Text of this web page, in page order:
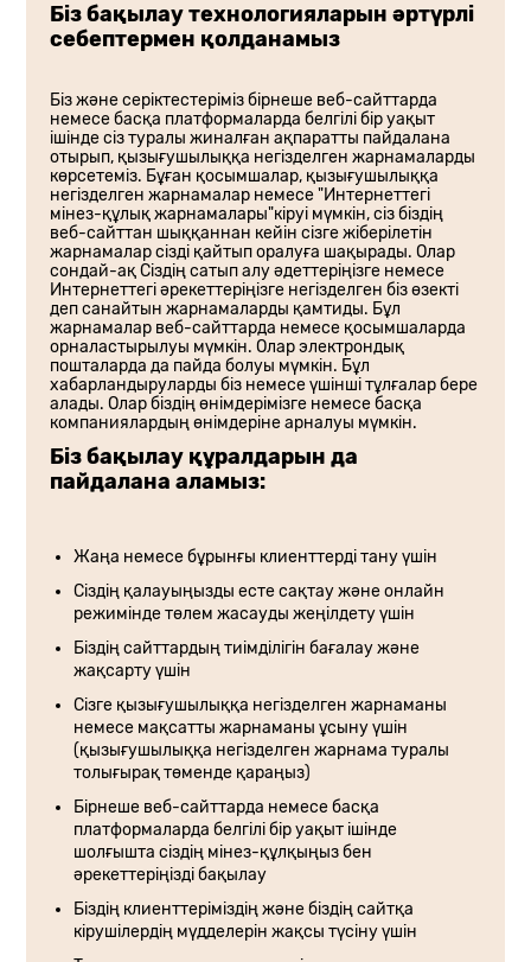
Біз бақылау технологияларын әртүрлі
себептермен қолданамыз
Біз және серіктестеріміз бірнеше веб-сайттарда
немесе басқа платформаларда белгілі бір уақыт
ішінде сіз туралы жиналған ақпаратты пайдалана
отырып, қызығушылыққа негізделген жарнамаларды
көрсетеміз. Бұған қосымшалар, қызығушылыққа
негізделген жарнамалар немесе "Интернеттегі
мінез-құлық жарнамалары"кіруі мүмкін, сіз біздің
веб-сайттан шыққаннан кейін сізге жіберілетін
жарнамалар сізді қайтып оралуға шақырады. Олар
сондай-ақ Сіздің сатып алу әдеттеріңізге немесе
Интернеттегі әрекеттеріңізге негізделген біз өзекті
деп санайтын жарнамаларды қамтиды. Бұл
жарнамалар веб-сайттарда немесе қосымшаларда
орналастырылуы мүмкін. Олар электрондық
пошталарда да пайда болуы мүмкін. Бұл
хабарландыруларды біз немесе үшінші тұлғалар бере
алады. Олар біздің өнімдерімізге немесе басқа
компаниялардың өнімдеріне арналуы мүмкін.
Біз бақылау құралдарын да
пайдалана аламыз:
Жаңа немесе бұрынғы клиенттерді тану үшін
Сіздің қалауыңызды есте сақтау және онлайн
режимінде төлем жасауды жеңілдету үшін
Біздің сайттардың тиімділігін бағалау және
жақсарту үшін
Сізге қызығушылыққа негізделген жарнаманы
немесе мақсатты жарнаманы ұсыну үшін
(қызығушылыққа негізделген жарнама туралы
толығырақ төменде қараңыз)
Бірнеше веб-сайттарда немесе басқа
платформаларда белгілі бір уақыт ішінде
шолғышта сіздің мінез-құлқыңыз бен
әрекеттеріңізді бақылау
Біздің клиенттеріміздің және біздің сайтқа
кірушілердің мүдделерін жақсы түсіну үшін